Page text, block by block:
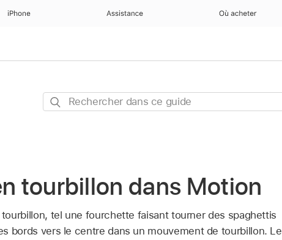
iPhone Assistance Où acheter
Rechercher
tourbillon dans Motion
tel une fourchette faisant tourner des spaghettis
bords vers le centre dans un mouvement de tourbillon. Le